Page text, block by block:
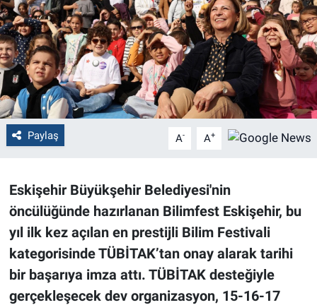
Paylaş A- A+
Eskişehir Büyükşehir Belediyesi'nin
öncülüğünde hazırlanan Bilimfest Eskişehir, bu
yıl ilk kez açılan en prestijli Bilim Festivali
kategorisinde TÜBİTAK’tan onay alarak tarihi
bir başarıya imza attı. TÜBİTAK desteğiyle
gerçekleşecek dev organizasyon, 15-16-17
Genel
Çevre
Yerel
Magazin